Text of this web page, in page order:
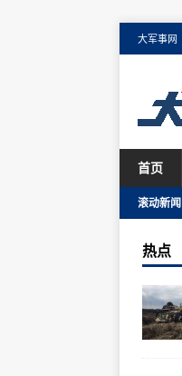
大军事网
首页
滚动新闻
热点